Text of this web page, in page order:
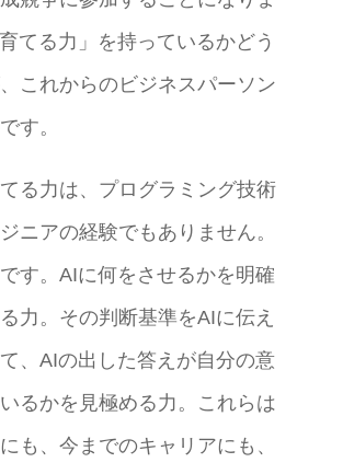
てる力」を持っているかどう
これからのビジネスパーソン
す。
る力は、プログラミング技術
ニアの経験でもありません。
す。AIに何をさせるかを明確
力。その判断基準をAIに伝え
、AIの出した答えが自分の意
るかを見極める力。これらは
も、今までのキャリアにも、